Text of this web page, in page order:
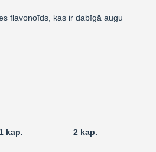
flavonoīds, kas ir dabīgā augu
kap. 2 kap.